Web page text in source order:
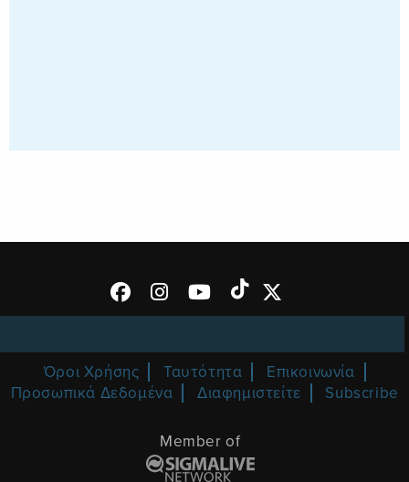
Όροι Χρήσης Ταυτότητα
Επικοινωνία
Προσωπικά Δεδομένα
Διαφημιστείτε Subscribe
Member of